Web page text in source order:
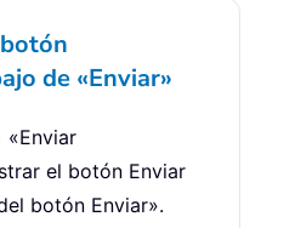
de «Enviar»
«Enviar
el botón Enviar
botón Enviar».